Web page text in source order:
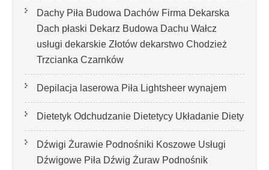
Dachy Piła Budowa Dachów Firma Dekarska
Dach płaski Dekarz Budowa Dachu Wałcz
usługi dekarskie Złotów dekarstwo Chodzież
Trzcianka Czarnków
Depilacja laserowa Piła Lightsheer wynajem
Dietetyk Odchudzanie Dietetycy Układanie Diety
Dźwigi Żurawie Podnośniki Koszowe Usługi
Dźwigowe Piła Dźwig Żuraw Podnośnik